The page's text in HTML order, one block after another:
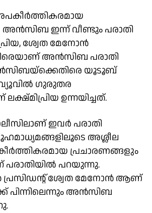
ഇന്ന് വീണ്ടും പരാതി
ശ്വേത മേനോൻ
അൻസിബ പരാതി
യൂടൂബ്
ഗുരുതര
ഉന്നയിച്ചത്.
ഇവർ പരാതി
അശ്ലീല
പ്രചാരണങ്ങളും
പരാതിയിൽ പറയുന്നു.
ശ്വേത മേനോൻ ആണ്
പിന്നിലെന്നും അൻസിബ